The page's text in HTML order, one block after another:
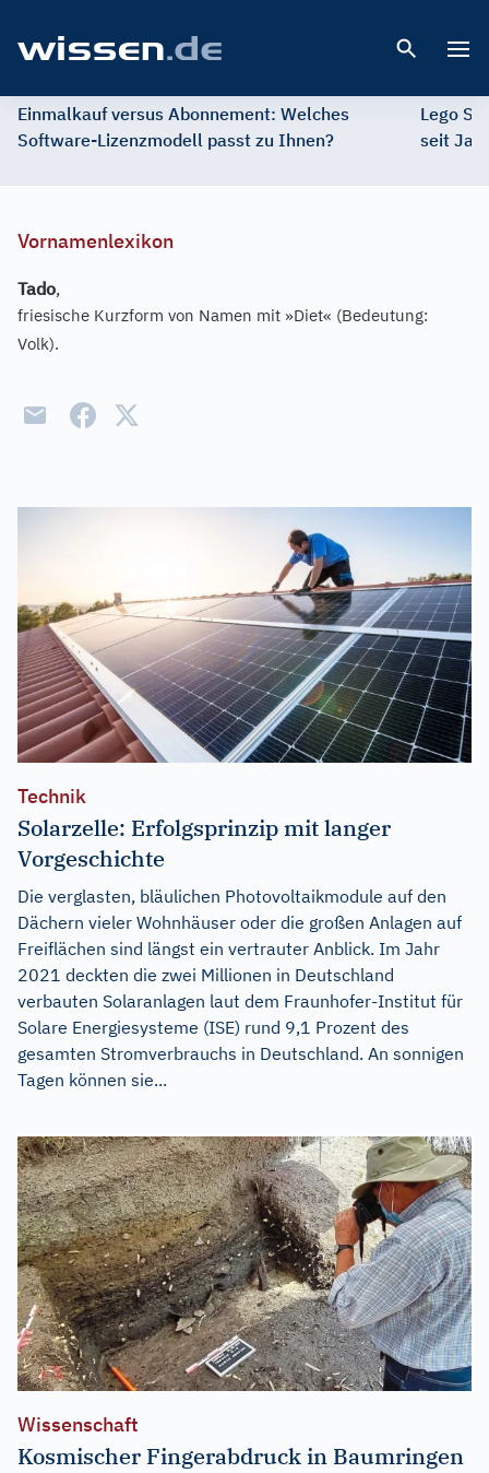
Einmalkauf versus Abonnement: Welches
Software-Lizenzmodell passt zu Ihnen?
Lego
seit
Vornamenlexikon
Tado,
friesische Kurzform von Namen mit »Diet« (Bedeutung:
Volk).
Technik
Solarzelle: Erfolgsprinzip mit langer
Vorgeschichte
Die verglasten, bläulichen Photovoltaikmodule auf den
Dächern vieler Wohnhäuser oder die großen Anlagen auf
Freiflächen sind längst ein vertrauter Anblick. Im Jahr
2021 deckten die zwei Millionen in Deutschland
verbauten Solaranlagen laut dem Fraunhofer-Institut für
Solare Energiesysteme (ISE) rund 9,1 Prozent des
gesamten Stromverbrauchs in Deutschland. An sonnigen
Tagen können sie...
Wissenschaft
Kosmischer Fingerabdruck in Baumringen